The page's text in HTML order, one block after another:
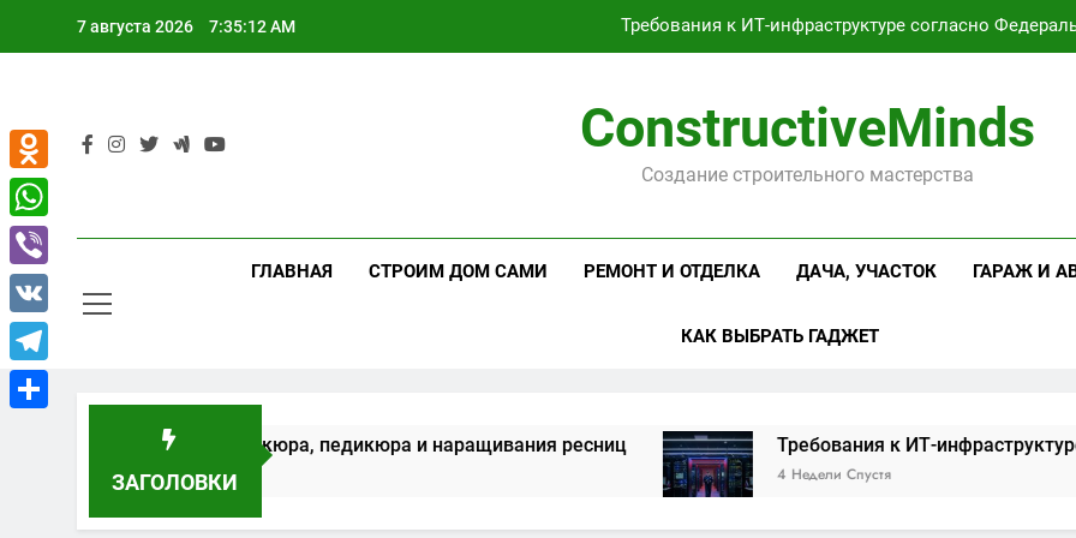
7 августа 2026 7:35:13 AM Требования к ИТ-инфраструктуре согласно
Проектирование и серийное производство светодиодных
Профессиональная косметика и оборудование для
Требования к ИТ-инфраструктуре согласно
Проектирование и серийное производство светодиодных
ConstructiveMinds
Создание строительного мастерства
ГЛАВНАЯ СТРОИМ ДОМ САМИ РЕМОНТ И ОТДЕЛКА ДАЧА, УЧАСТОК ГАРАЖ И
КАК ВЫБРАТЬ ГАДЖЕТ
ЗАГОЛОВКИ
для маникюра, педикюра и наращивания ресниц Требования к ИТ-инфраструктуре
4 Недели Спустя
Odnoklassniki
WhatsApp
Viber
VK
Telegram